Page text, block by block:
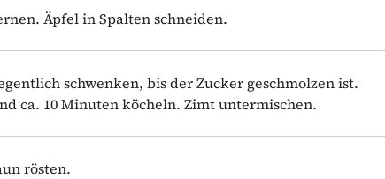
Äpfel in Spalten schneiden.
schwenken, bis der Zucker geschmolzen ist.
ca. 10 Minuten köcheln. Zimt untermischen.
rösten.